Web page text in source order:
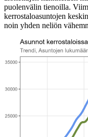
puolenvälin tienoilla.
kerrostaloasuntojen
noin yhden neliön